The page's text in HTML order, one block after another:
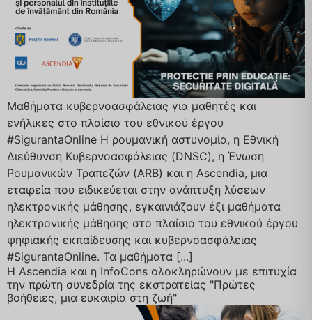
Μαθήματα κυβερνοασφάλειας για μαθητές και
ενήλικες στο πλαίσιο του εθνικού έργου
#SigurantaOnline Η ρουμανική αστυνομία, η Εθνική
Διεύθυνση Κυβερνοασφάλειας (DNSC), η Ένωση
Ρουμανικών Τραπεζών (ARB) και η Ascendia, μια
εταιρεία που ειδικεύεται στην ανάπτυξη λύσεων
ηλεκτρονικής μάθησης, εγκαινιάζουν έξι μαθήματα
ηλεκτρονικής μάθησης στο πλαίσιο του εθνικού έργου
ψηφιακής εκπαίδευσης και κυβερνοασφάλειας
#SigurantaOnline. Τα μαθήματα [...]
Η Ascendia και η InfoCons ολοκληρώνουν με επιτυχία
την πρώτη συνεδρία της εκστρατείας "Πρώτες
βοήθειες, μια ευκαιρία στη ζωή"